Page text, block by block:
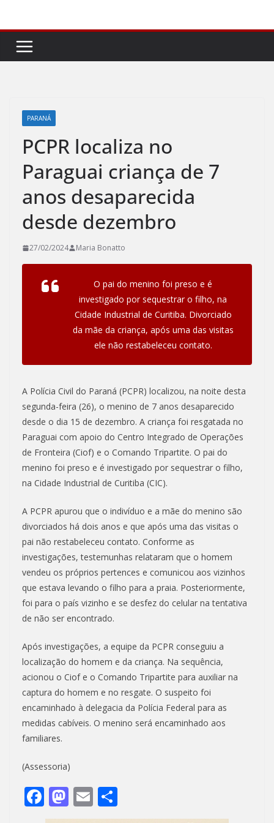
conteúdo
PARANÁ
PCPR localiza no
Paraguai criança de 7
anos desaparecida
desde dezembro
27/02/2024 Maria Bonatto
O pai do menino foi preso e é
investigado por sequestrar o filho, na
Cidade Industrial de Curitiba. Divorciado
da mãe da criança, após uma das visitas
ele não restabeleceu contato.
A Polícia Civil do Paraná (PCPR) localizou, na noite desta
segunda-feira (26), o menino de 7 anos desaparecido
desde o dia 15 de dezembro. A criança foi resgatada no
Paraguai com apoio do Centro Integrado de Operações
de Fronteira (Ciof) e o Comando Tripartite. O pai do
menino foi preso e é investigado por sequestrar o filho,
na Cidade Industrial de Curitiba (CIC).
A PCPR apurou que o indivíduo e a mãe do menino são
divorciados há dois anos e que após uma das visitas o
pai não restabeleceu contato. Conforme as
investigações, testemunhas relataram que o homem
vendeu os próprios pertences e comunicou aos vizinhos
que estava levando o filho para a praia. Posteriormente,
foi para o país vizinho e se desfez do celular na tentativa
de não ser encontrado.
Após investigações, a equipe da PCPR conseguiu a
localização do homem e da criança. Na sequência,
acionou o Ciof e o Comando Tripartite para auxiliar na
captura do homem e no resgate. O suspeito foi
encaminhado à delegacia da Polícia Federal para as
medidas cabíveis. O menino será encaminhado aos
familiares.
(Assessoria)
F
ac
M
as
E
m h